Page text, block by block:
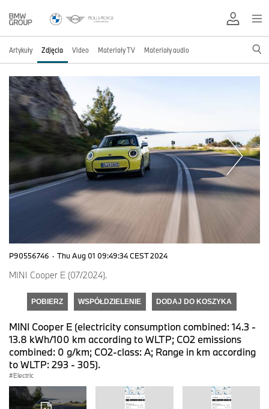
Artykuły Zdjęcia Video Materiały TV Materiały audio
P90556746 · Thu Aug 01 09:49:34 CEST 2024
MINI Cooper E (07/2024).
POBIERZ WSPÓŁDZIELENIE DODAJ DO KOSZYKA
MINI Cooper E (electricity consumption combined: 14.3 -
13.8 kWh/100 km according to WLTP; CO2 emissions
combined: 0 g/km; CO2-class: A; Range in km according
to WLTP: 293 - 305).
Electric